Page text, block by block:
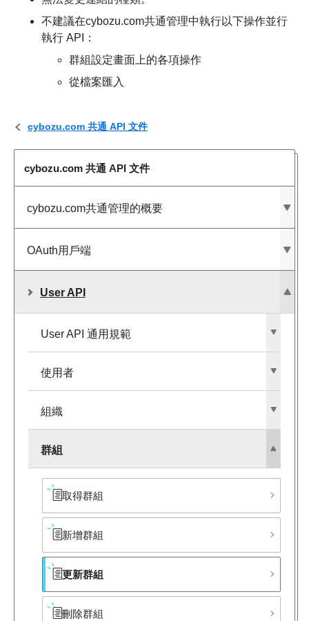
cybozu.com 共通 API 文件
cybozu.com 共通 API 文件
cybozu.com共通管理的概要
OAuth用戶端
User API
User API 通用規範
使用者
組織
群組
取得群組
新增群組
更新群組
刪除群組
不建議在cybozu.com共通管理中執行以下操作並行
執行 API：
群組設定畫面上的各項操作
從檔案匯入